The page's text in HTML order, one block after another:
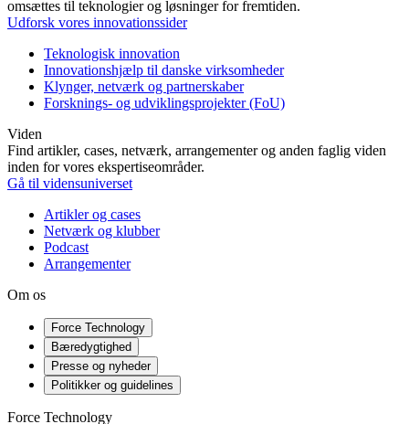
omsættes til teknologier og løsninger for fremtiden.
Udforsk vores innovationssider
Teknologisk innovation
Innovationshjælp til danske virksomheder
Klynger, netværk og partnerskaber
Forsknings- og udviklingsprojekter (FoU)
Viden
Find artikler, cases, netværk, arrangementer og anden faglig viden
inden for vores ekspertiseområder.
Gå til vidensuniverset
Artikler og cases
Netværk og klubber
Podcast
Arrangementer
Om os
Force Technology
Bæredygtighed
Presse og nyheder
Politikker og guidelines
Force Technology